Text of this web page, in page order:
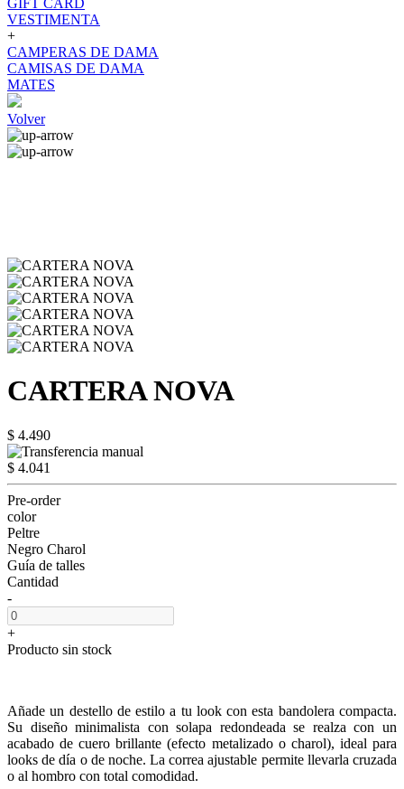
GIFT CARD
VESTIMENTA
+
CAMPERAS DE DAMA
CAMISAS DE DAMA
MATES
Volver
CARTERA NOVA
$ 4.490
$ 4.041
Pre-order
color
Peltre
Negro Charol
Guía de talles
Cantidad
-
+
Producto sin stock
Añade un destello de estilo a tu look con esta bandolera compacta.
Su diseño minimalista con solapa redondeada se realza con un
acabado de cuero brillante (efecto metalizado o charol), ideal para
looks de día o de noche. La correa ajustable permite llevarla cruzada
o al hombro con total comodidad.